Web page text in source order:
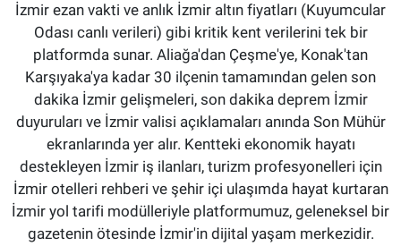
İzmir ezan vakti ve anlık İzmir altın fiyatları (Kuyumcular
Odası canlı verileri) gibi kritik kent verilerini tek bir
platformda sunar. Aliağa'dan Çeşme'ye, Konak'tan
Karşıyaka'ya kadar 30 ilçenin tamamından gelen son
dakika İzmir gelişmeleri, son dakika deprem İzmir
duyuruları ve İzmir valisi açıklamaları anında Son Mühür
ekranlarında yer alır. Kentteki ekonomik hayatı
destekleyen İzmir iş ilanları, turizm profesyonelleri için
İzmir otelleri rehberi ve şehir içi ulaşımda hayat kurtaran
İzmir yol tarifi modülleriyle platformumuz, geleneksel bir
gazetenin ötesinde İzmir'in dijital yaşam merkezidir.